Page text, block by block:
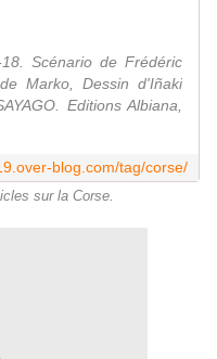
Scénario de Frédéric
Marko, Dessin d'Iñaki
Editions Albiana,
blog.com/tag/corse/
sur la Corse.